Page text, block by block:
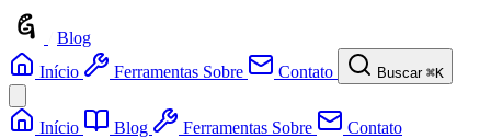
Blog
Início
Ferramentas Sobre Contato Buscar ⌘K
Início Blog Ferramentas Sobre
Contato